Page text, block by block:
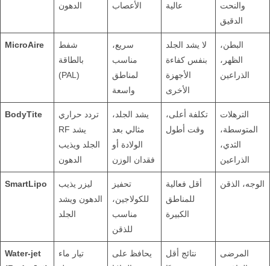
الدهون
الأعصاب
عالية
والنحت
الدقيق
MicroAire
شفط
بالطاقة
(PAL)
سريع،
مناسب
لمناطق
واسعة
لا يشد الجلد
بنفس كفاءة
الأجهزة
الأخرى
البطن،
الظهر،
الذراعين
BodyTite
تردد حراري
RF يشد
الجلد ويذيب
الدهون
يشد الجلد،
مثالي بعد
الولادة أو
فقدان الوزن
تكلفة أعلى،
وقت أطول
الترهلات
المتوسطة،
الثدي،
الذراعين
SmartLipo
ليزر يذيب
الدهون ويشد
الجلد
تحفيز
للكولاجين،
مناسب
للذقن
أقل فعالية
للمناطق
الكبيرة
الوجه، الذقن
Water-jet
تيار ماء
يحافظ على
نتائج أقل
المرضى